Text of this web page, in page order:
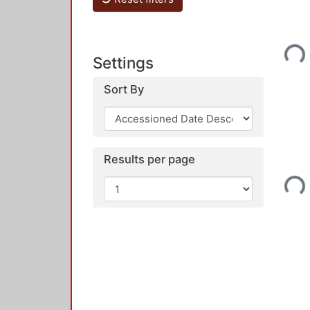
Settings
Sort By
Results per page
Loading...
Loading...